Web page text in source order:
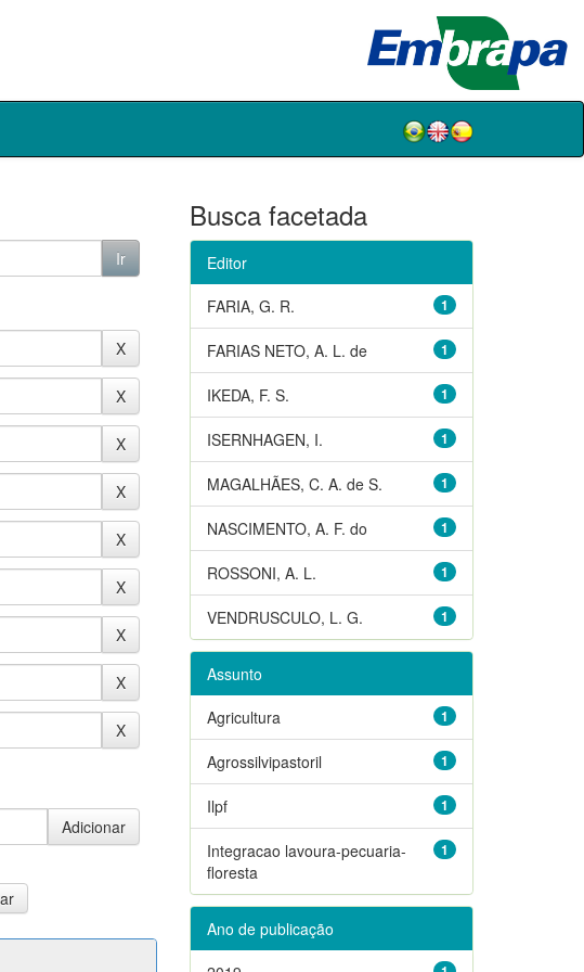
Busca facetada
Editor
1
FARIA, G. R.
1
FARIAS NETO, A. L. de
1
IKEDA, F. S.
1
ISERNHAGEN, I.
1
MAGALHÃES, C. A. de S.
1
NASCIMENTO, A. F. do
1
ROSSONI, A. L.
1
VENDRUSCULO, L. G.
Assunto
1
Agricultura
1
Agrossilvipastoril
1
Ilpf
1
Integracao lavoura-pecuaria-
floresta
Ano de publicação